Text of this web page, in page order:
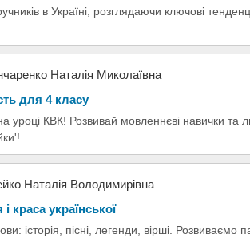
в Україні, розглядаючи ключові
Наталія Миколаївна
для 4 класу
уроці КВК! Розвивай мовленнєві навички та
Наталія Володимирівна
краса української
історія, пісні, легенди, вірші. Розвиваємо